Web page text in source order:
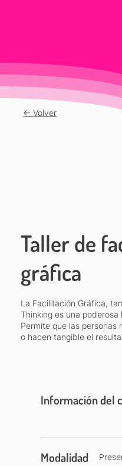
<- Volver
Taller de
gráfica
La Facilitación Gráfica,
Thinking es una
Permite que las
o hacen tangible el
Información del
Modalidad